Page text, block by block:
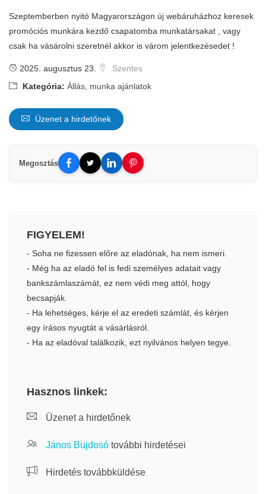
Szeptemberben nyitó Magyarországon új webáruházhoz keresek
promóciós munkára kezdő csapatomba munkatársakat , vagy
csak ha vásárolni szeretnél akkor is várom jelentkezésedet !
2025. augusztus 23.
Szentes
Kategória: Állás, munka ajánlatok
Üzenet a hirdetőnek
Megosztás
FIGYELEM!
- Soha ne fizessen előre az eladónak, ha nem ismeri.
- Még ha az eladó fel is fedi személyes adatait vagy
bankszámlaszámát, ez nem védi meg attól, hogy
becsapják.
- Ha lehetséges, kérje el az eredeti számlát, és kérjen
egy írásos nyugtát a vásárlásról.
- Ha az eladóval találkozik, ezt nyilvános helyen tegye.
Hasznos linkek:
Üzenet a hirdetőnek
János Bujdosó további hirdetései
Hirdetés továbbküldése